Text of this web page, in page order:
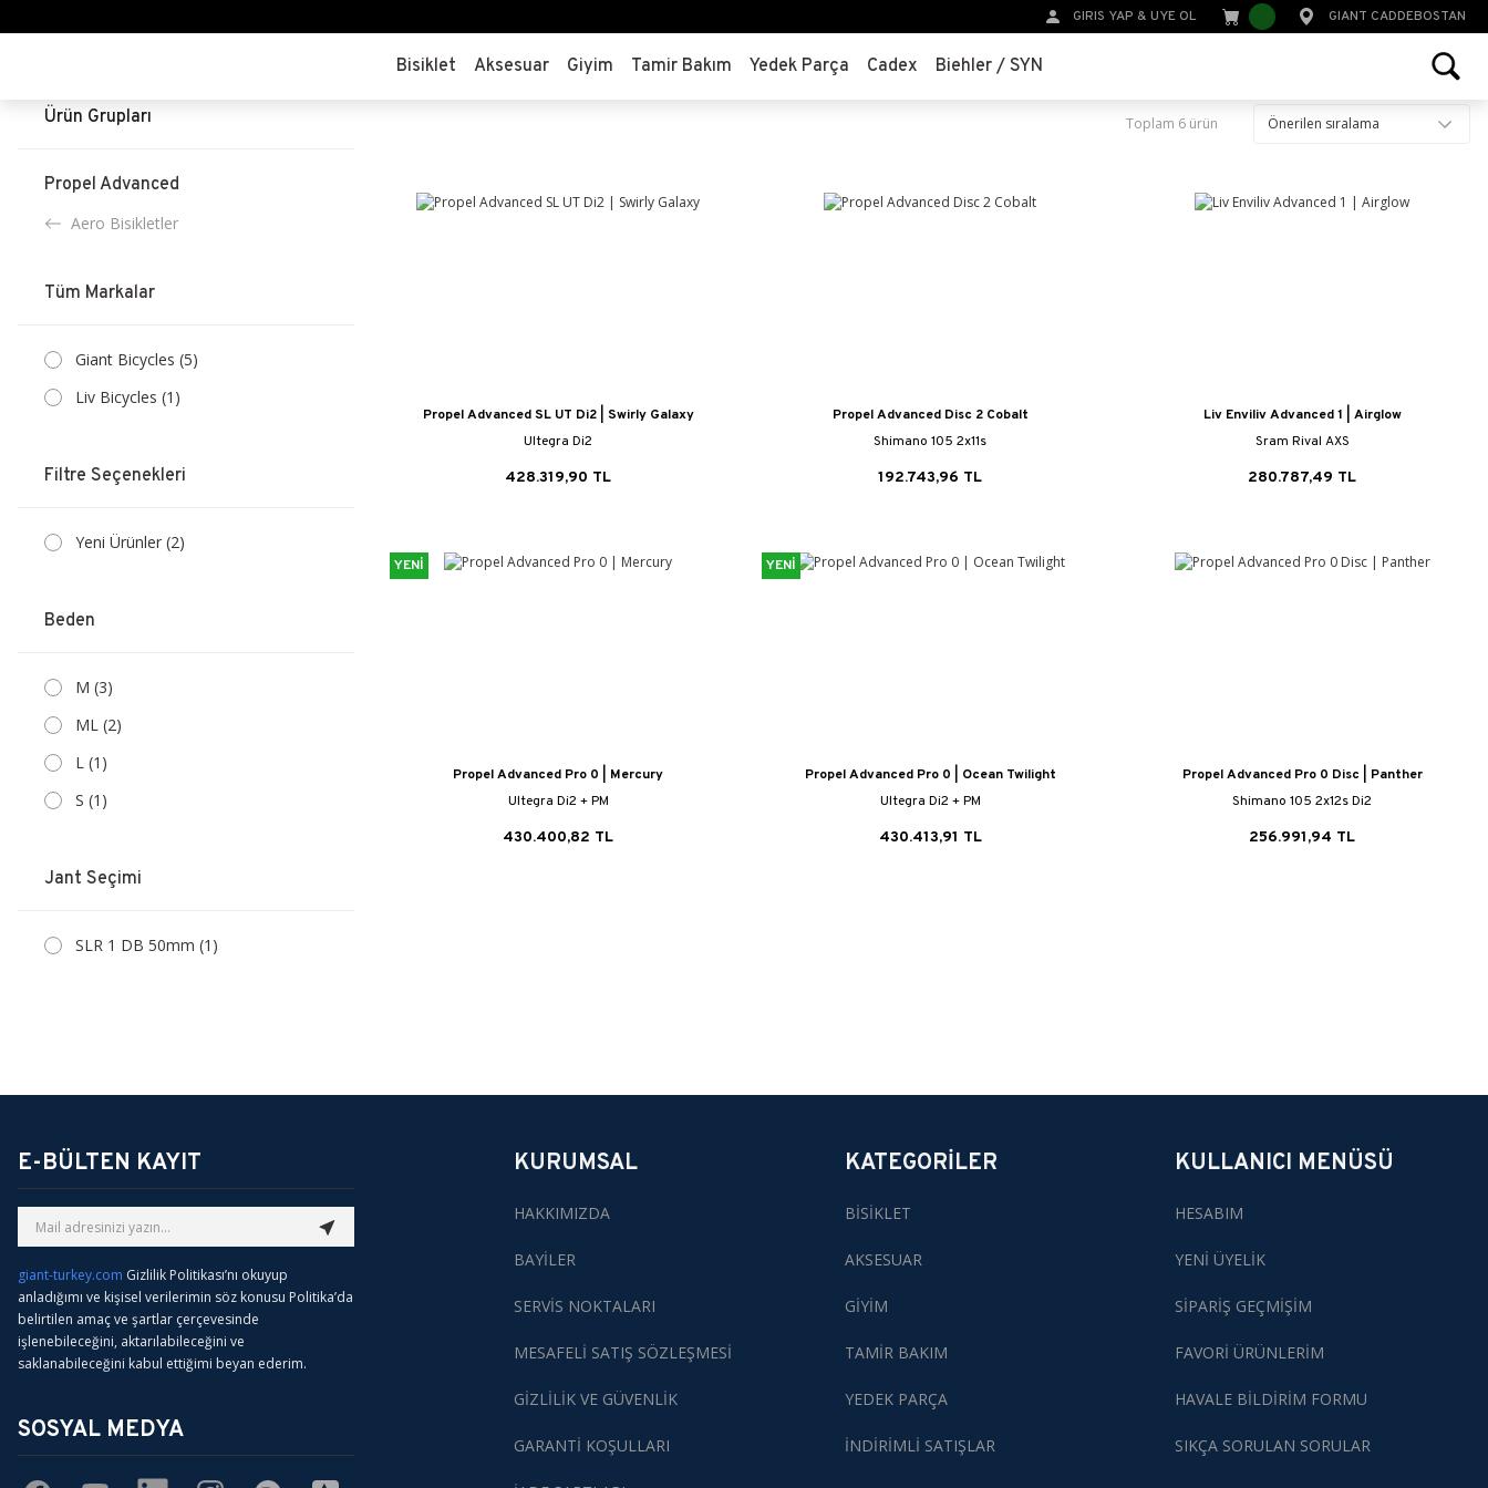
GIRIS YAP & UYE OL GIANT CADDEBOSTAN
Bisiklet Aksesuar Giyim Tamir Bakım Yedek Parça Cadex Biehler / SYN
Ürün Grupları
Propel Advanced
Aero Bisikletler
Tüm Markalar
Giant Bicycles (5)
Liv Bicycles (1)
Filtre Seçenekleri
Yeni Ürünler (2)
Beden
M (3)
ML (2)
L (1)
S (1)
Jant Seçimi
SLR 1 DB 50mm (1)
Toplam 6 ürün
Propel Advanced SL UT Di2 | Swirly Galaxy
Ultegra Di2
428.319,90 TL
Propel Advanced Disc 2 Cobalt
Shimano 105 2x11s
192.743,96 TL
Liv Enviliv Advanced 1 | Airglow
Sram Rival AXS
280.787,49 TL
YENİ
Propel Advanced Pro 0 | Mercury
Ultegra Di2 + PM
430.400,82 TL
YENİ
Propel Advanced Pro 0 | Ocean Twilight
Ultegra Di2 + PM
430.413,91 TL
Propel Advanced Pro 0 Disc | Panther
Shimano 105 2x12s Di2
256.991,94 TL
E-BÜLTEN KAYIT
giant-turkey.com Gizlilik Politikası’nı okuyup
anladığımı ve kişisel verilerimin söz konusu Politika’da
belirtilen amaç ve şartlar çerçevesinde
işlenebileceğini, aktarılabileceğini ve
saklanabileceğini kabul ettiğimi beyan ederim.
SOSYAL MEDYA
KURUMSAL
HAKKIMIZDA
BAYİLER
SERVİS NOKTALARI
MESAFELİ SATIŞ SÖZLEŞMESİ
GİZLİLİK VE GÜVENLİK
GARANTİ KOŞULLARI
KATEGORİLER
BİSİKLET
AKSESUAR
GİYİM
TAMİR BAKIM
YEDEK PARÇA
İNDİRİMLİ SATIŞLAR
KULLANICI MENÜSÜ
HESABIM
YENİ ÜYELİK
SİPARİŞ GEÇMİŞİM
FAVORİ ÜRÜNLERİM
HAVALE BİLDİRİM FORMU
SIKÇA SORULAN SORULAR